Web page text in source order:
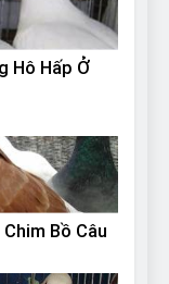
Hô Hấp Ở
Bồ Câu